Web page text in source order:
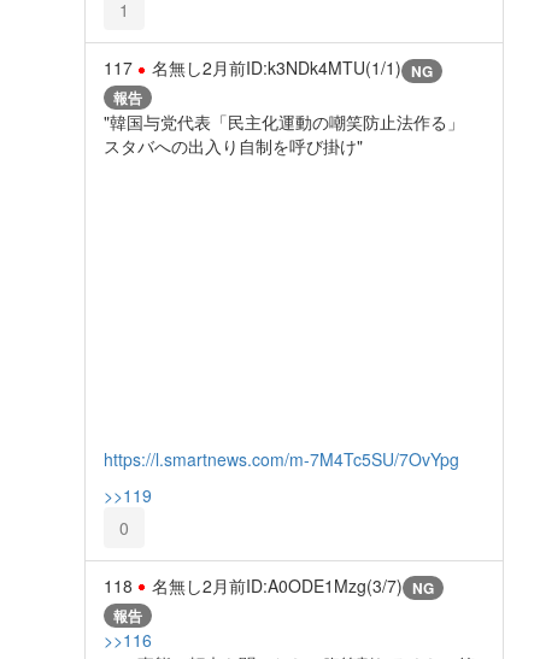
1
117 名無し2月前ID:k3NDk4MTU(1/1) NG
報告
"韓国与党代表「民主化運動の嘲笑防止法作る」
スタバへの出入り自制を呼び掛け"
https://l.smartnews.com/m-7M4Tc5SU/7OvYpg
>>119
0
118 名無し2月前ID:A0ODE1Mzg(3/7) NG
報告
>>116